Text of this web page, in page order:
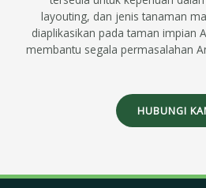
layouting, dan jenis tanaman
diaplikasikan pada taman impian
membantu segala permasalahan
HUBUNGI